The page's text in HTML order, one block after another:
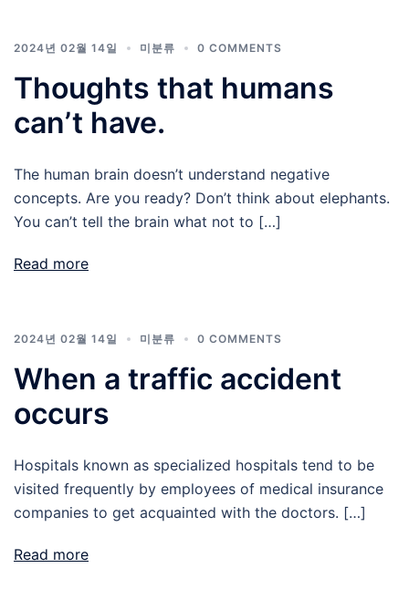
2024년 02월 14일 미분류 0 COMMENTS
Thoughts that humans
can’t have.
The human brain doesn’t understand negative
concepts. Are you ready? Don’t think about elephants.
You can’t tell the brain what not to […]
Read more
2024년 02월 14일 미분류 0 COMMENTS
When a traffic accident
occurs
Hospitals known as specialized hospitals tend to be
visited frequently by employees of medical insurance
companies to get acquainted with the doctors. […]
Read more